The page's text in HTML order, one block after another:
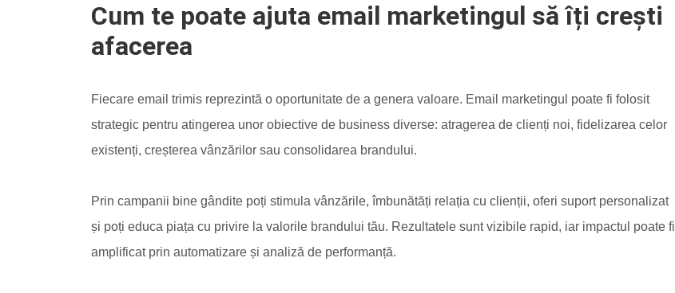
Cum te poate ajuta email marketingul să îți crești
afacerea
Fiecare email trimis reprezintă o oportunitate de a genera valoare. Email marketingul poate fi folosit
strategic pentru atingerea unor obiective de business diverse: atragerea de clienți noi, fidelizarea celor
existenți, creșterea vânzărilor sau consolidarea brandului.
Prin campanii bine gândite poți stimula vânzările, îmbunătăți relația cu clienții, oferi suport personalizat
și poți educa piața cu privire la valorile brandului tău. Rezultatele sunt vizibile rapid, iar impactul poate fi
amplificat prin automatizare și analiză de performanță.